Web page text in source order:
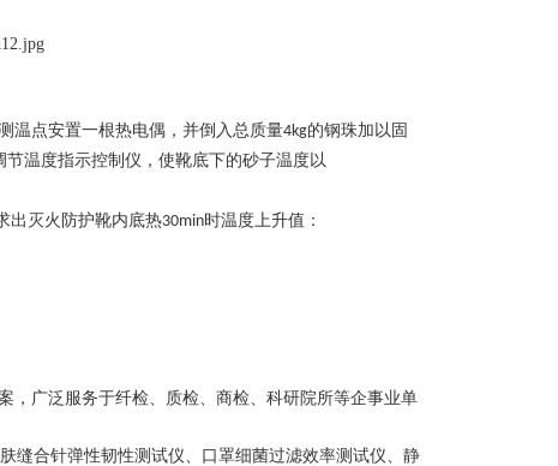
温点安置一根热电偶，并倒入总质量4kg的钢珠加以固
节温度指示控制仪，使靴底下的砂子温度以
出灭火防护靴内底热30min时温度上升值：
，广泛服务于纤检、质检、商检、科研院所等企事业单
合针弹性韧性测试仪、口罩细菌过滤效率测试仪、静